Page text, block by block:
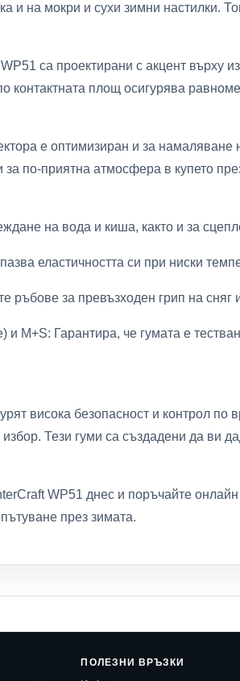
и на мокри и сухи зимни настилки.
са проектирани с акцент върху
контактната площ осигурява
е оптимизиран и за намаляване
по-приятна атмосфера в купето
на вода и киша, както и за
еластичността си при ниски
ръбове за превъзходен грип на сняг
M+S: Гарантира, че гумата е
висока безопасност и контрол по
Тези гуми са създадени да ви
WP51 днес и поръчайте
през зимата.
ПОЛЕЗНИ ВРЪЗКИ